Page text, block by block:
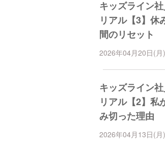
キッズライン
リアル【3】休
間のリセット
2026年04月20日(月)
キッズライン
リアル【2】私
み切った理由
2026年04月13日(月)